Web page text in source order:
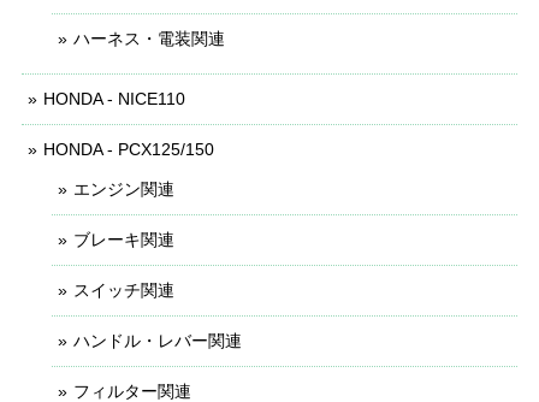
ハーネス・電装関連
HONDA - NICE110
HONDA - PCX125/150
エンジン関連
ブレーキ関連
スイッチ関連
ハンドル・レバー関連
フィルター関連